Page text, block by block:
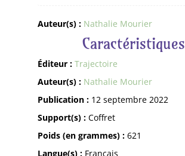
Auteur(s) : Nathalie Mourier
Caractéristiques
Éditeur : Trajectoire
Auteur(s) : Nathalie Mourier
Publication :12 septembre 2022
Support(s) :Coffret
Poids (en grammes) :621
Langue(s) :Français